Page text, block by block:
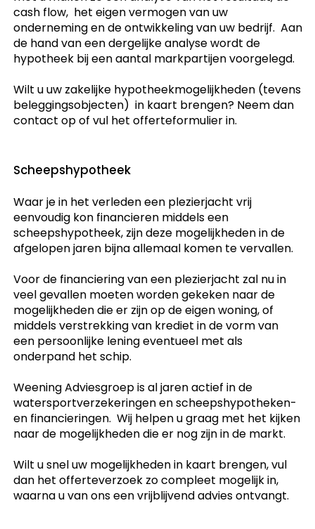
cash flow, het eigen vermogen van uw
onderneming en de ontwikkeling van uw bedrijf. Aan
de hand van een dergelijke analyse wordt de
hypotheek bij een aantal markpartijen voorgelegd.
Wilt u uw zakelijke hypotheekmogelijkheden (tevens
beleggingsobjecten) in kaart brengen? Neem dan
contact op of vul het offerteformulier in.
Scheepshypotheek
Waar je in het verleden een plezierjacht vrij
eenvoudig kon financieren middels een
scheepshypotheek, zijn deze mogelijkheden in de
afgelopen jaren bijna allemaal komen te vervallen.
Voor de financiering van een plezierjacht zal nu in
veel gevallen moeten worden gekeken naar de
mogelijkheden die er zijn op de eigen woning, of
middels verstrekking van krediet in de vorm van
een persoonlijke lening eventueel met als
onderpand het schip.
Weening Adviesgroep is al jaren actief in de
watersportverzekeringen en scheepshypotheken-
en financieringen. Wij helpen u graag met het kijken
naar de mogelijkheden die er nog zijn in de markt.
Wilt u snel uw mogelijkheden in kaart brengen, vul
dan het offerteverzoek zo compleet mogelijk in,
waarna u van ons een vrijblijvend advies ontvangt.